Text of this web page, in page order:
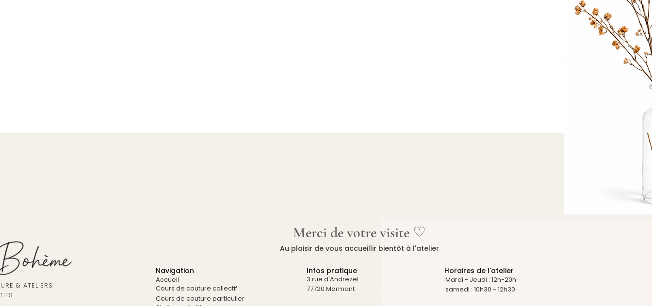
& ATELIERS
Merci de votre visite ♡
Au plaisir de vous accueillir bientôt à l'atelier
Navigation
Accueil
Cours de couture collectif
Cours de couture particulier
Infos pratique
3 rue d'Andrezel
77720 Mormant
Horaires de l'atelier
Mardi - Jeudi : 12h-20h
samedi : 10h30 - 12h30